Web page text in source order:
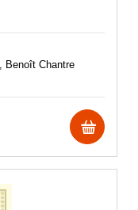
Benoît Chantre